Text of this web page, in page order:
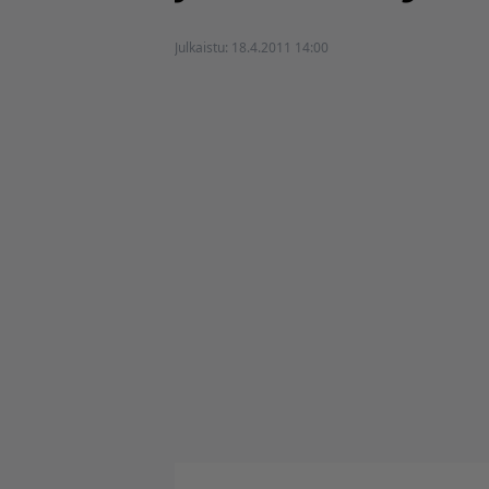
Julkaistu: 18.4.2011 14:00